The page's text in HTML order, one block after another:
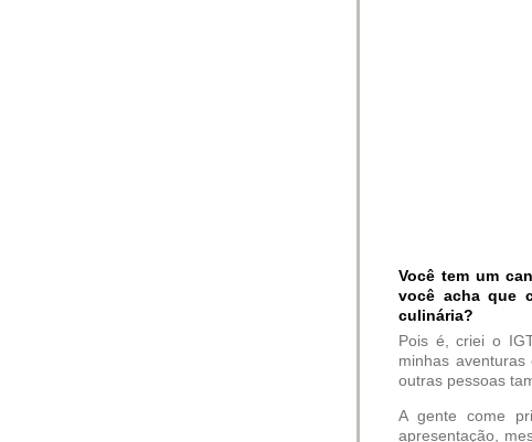
Você tem um
você acha que
culinária?
Pois é, criei o
minhas
outras pessoas
A gente come
apresentação,